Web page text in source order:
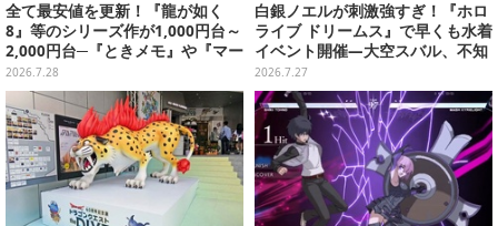
全て最安値を更新！『龍が如く
8』等のシリーズ作が1,000円台～
2,000円台─『ときメモ』や『マー
ル王国の人形姫』3作セットは5
0%オフに【eショップ・PS Store
のお薦めセール】
2026.7.28
白銀ノエルが刺激強すぎ！『ホロ
ライブ ドリームス』で早くも水着
イベント開催―大空スバル、不知
火フレアら5人が夏の装いで登場
2026.7.27